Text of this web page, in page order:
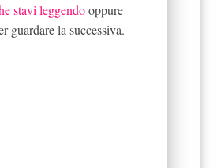
stavi leggendooppure
guardare la successiva.